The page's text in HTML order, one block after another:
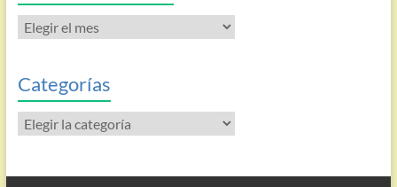
Todas
las
Categorías
Categorías